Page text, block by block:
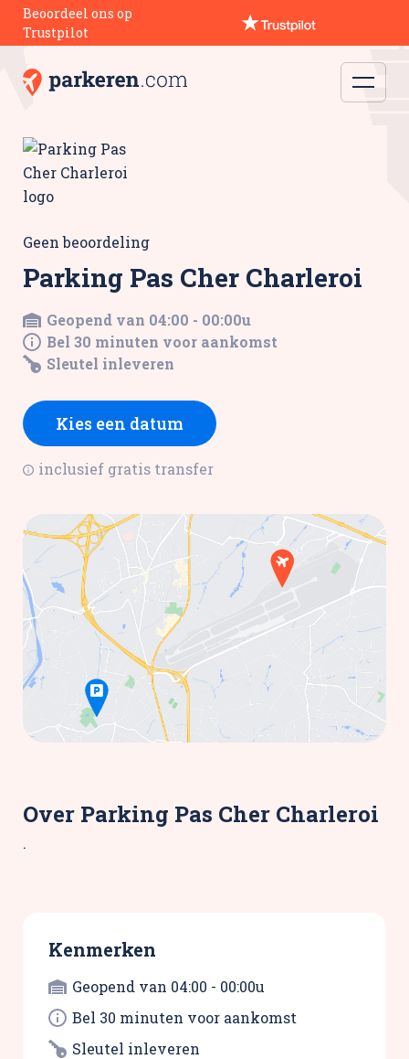
Beoordeel ons op
Trustpilot
Geen beoordeling
Parking Pas Cher Charleroi
Geopend van 04:00 - 00:00u
Bel 30 minuten voor aankomst
Sleutel inleveren
Kies een datum
inclusief gratis transfer
Over Parking Pas Cher Charleroi
.
Kenmerken
Geopend van 04:00 - 00:00u
Bel 30 minuten voor aankomst
Sleutel inleveren